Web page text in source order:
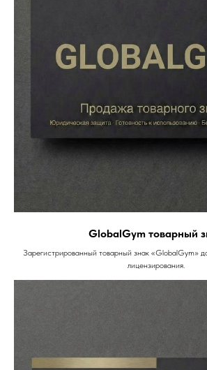
GlobalGym товарный
Зарегистрированный товарный знак «GlobalGym»
лицензирования.